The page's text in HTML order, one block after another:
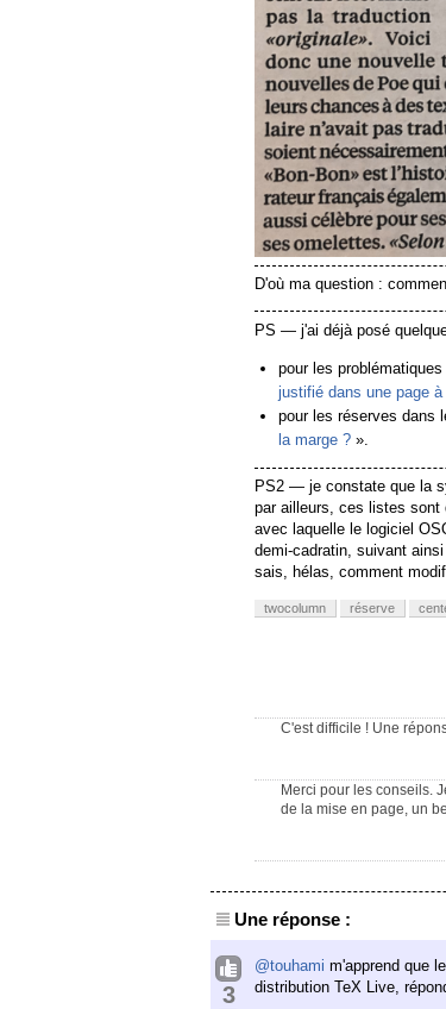
D'où ma question :
PS — j'ai déjà posé
pour les
justifié dans une page
pour les réserves dans
la marge ? ».
PS2 — je constate que la
par ailleurs, ces listes sont
avec laquelle le logiciel
demi-cadratin, suivant
sais, hélas, comment
twocolumn réserve
C'est difficile ! Une
Merci pour les conseils.
de la mise en page, un
Une réponse :
3
@touhami m'apprend que
distribution TeX Live,